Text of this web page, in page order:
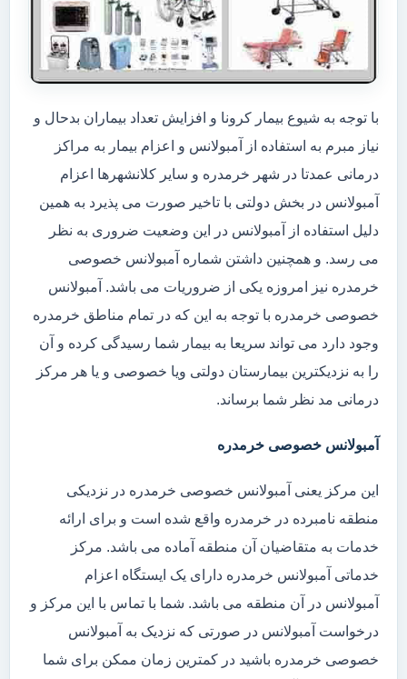
با توجه به شیوع بیمار کرونا و افزایش تعداد بیماران بدحال و
نیاز مبرم به استفاده از آمبولانس و اعزام بیمار به مراکز
درمانی عمدتا در شهر خرمدره و سایر کلانشهرها اعزام
آمبولانس در بخش دولتی با تاخیر صورت می پذیرد به همین
دلیل استفاده از آمبولانس در این وضعیت ضروری به نظر
می رسد. و همچنین داشتن شماره آمبولانس خصوصی
خرمدره نیز امروزه یکی از ضروریات می باشد. آمبولانس
خصوصی خرمدره با توجه به این که در تمام مناطق خرمدره
وجود دارد می تواند سریعا به بیمار شما رسیدگی کرده و آن
را به نزدیکترین بیمارستان دولتی ویا خصوصی و یا هر مرکز
درمانی مد نظر شما برساند.
آمبولانس خصوصی خرمدره
این مرکز یعنی آمبولانس خصوصی خرمدره در نزدیکی
منطقه نامبرده در خرمدره واقع شده است و برای ارائه
خدمات به متقاضیان آن منطقه آماده می باشد. مرکز
خدماتی آمبولانس خرمدره دارای یک ایستگاه اعزام
آمبولانس در آن منطقه می باشد. شما با تماس با این مرکز و
درخواست آمبولانس در صورتی که نزدیک به آمبولانس
خصوصی خرمدره باشید در کمترین زمان ممکن برای شما